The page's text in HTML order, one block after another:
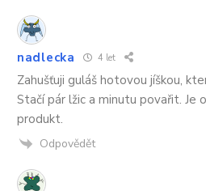
nadlecka 4 let
Zahušťuji guláš hotovou jíškou,
Stačí pár lžic a minutu povařit. Je
produkt.
Odpovědět